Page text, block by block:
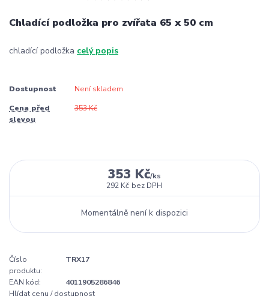
Chladící podložka pro zvířata 65 x 50 cm
chladící podložka celý popis
Dostupnost Není skladem
Cena před
slevou
353 Kč
353 Kč/ks
292 Kč bez DPH
Momentálně není k dispozici
Číslo
produktu:
TRX17
EAN kód:
4011905286846
Hlídat cenu / dostupnost